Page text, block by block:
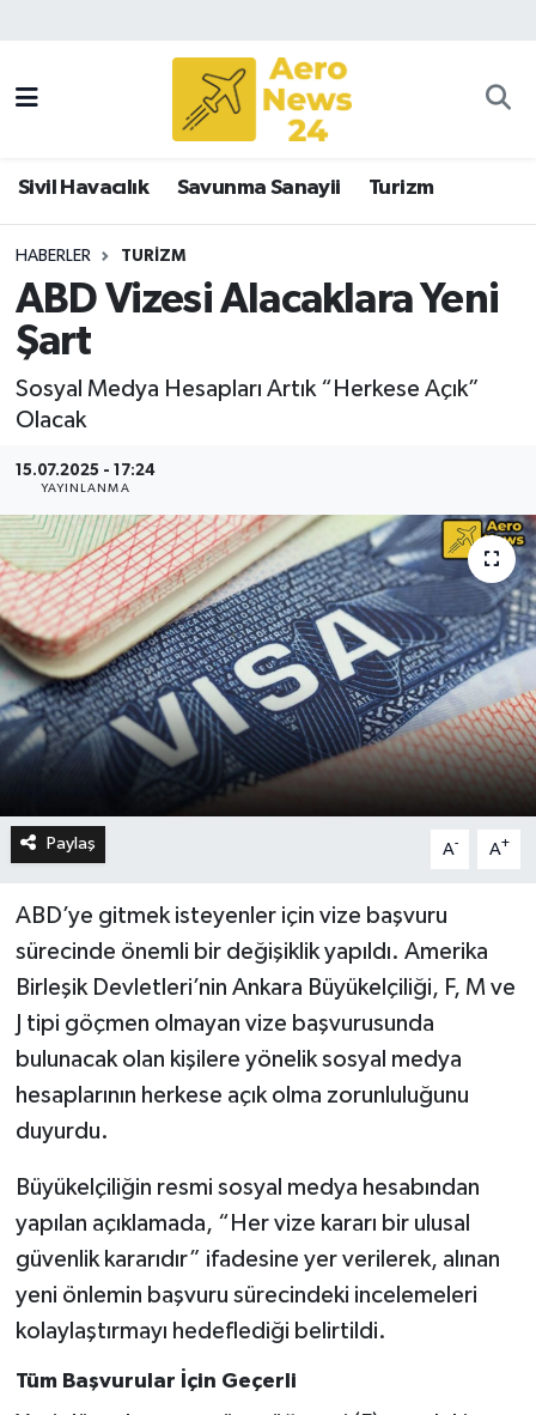
Sivil Havacılık Savunma Sanayii Turizm
HABERLER TURIZM
ABD Vizesi Alacaklara Yeni
Şart
Sosyal Medya Hesapları Artık “Herkese Açık”
Olacak
15.07.2025 - 17:24
YAYINLANMA
Paylaş A- A+
ABD’ye gitmek isteyenler için vize başvuru
sürecinde önemli bir değişiklik yapıldı. Amerika
Birleşik Devletleri’nin Ankara Büyükelçiliği, F, M ve
J tipi göçmen olmayan vize başvurusunda
bulunacak olan kişilere yönelik sosyal medya
hesaplarının herkese açık olma zorunluluğunu
duyurdu.
Büyükelçiliğin resmi sosyal medya hesabından
yapılan açıklamada, “Her vize kararı bir ulusal
güvenlik kararıdır” ifadesine yer verilerek, alınan
yeni önlemin başvuru sürecindeki incelemeleri
kolaylaştırmayı hedeflediği belirtildi.
Tüm Başvurular İçin Geçerli